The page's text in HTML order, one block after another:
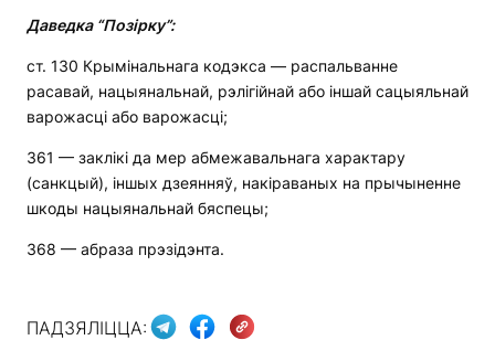
Даведка “Позірку”:
ст. 130 Крымінальнага кодэкса — распальванне
расавай, нацыянальнай, рэлігійнай або іншай сацыяльнай
варожасці або варожасці;
361 — заклікі да мер абмежавальнага характару
(санкцый), іншых дзеянняў, накіраваных на прычыненне
шкоды нацыянальнай бяспецы;
368 — абраза прэзідэнта.
ПАДЗЯЛІЦЦА: